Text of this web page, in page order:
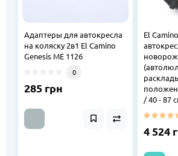
Адаптеры для автокресла
на коляску 2в1 El Camino
Genesis ME 1126
0
285 грн
El
/ 40 - 87
4 524